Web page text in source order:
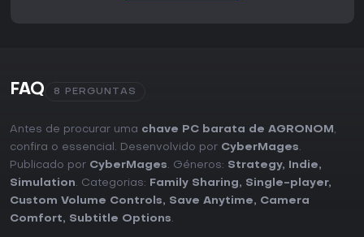
FAQ 8 PERGUNTAS
Antes de procurar uma chave PC barata de AGRONOM ,
confira o essencial. Desenvolvido por CyberMages.
Publicado por CyberMages. Géneros: Strategy, Indie,
Simulation. Categorias: Family Sharing, Single-player,
Custom Volume Controls, Save Anytime, Camera
Comfort, Subtitle Options.